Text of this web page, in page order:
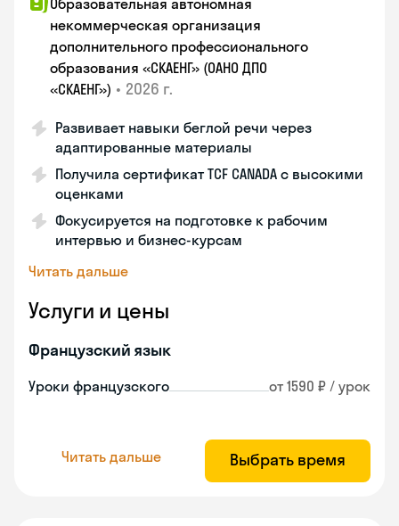
Образовательная автономная
некоммерческая организация
дополнительного профессионального
образования «СКАЕНГ» (ОАНО ДПО
«СКАЕНГ») • 2026 г.
Развивает навыки беглой речи через
адаптированные материалы
Получила сертификат TCF CANADA с высокими
оценками
Фокусируется на подготовке к рабочим
интервью и бизнес-курсам
Читать дальше
Услуги и цены
Французский язык
Уроки французского от 1590 ₽ / урок
Читать дальше Выбрать время